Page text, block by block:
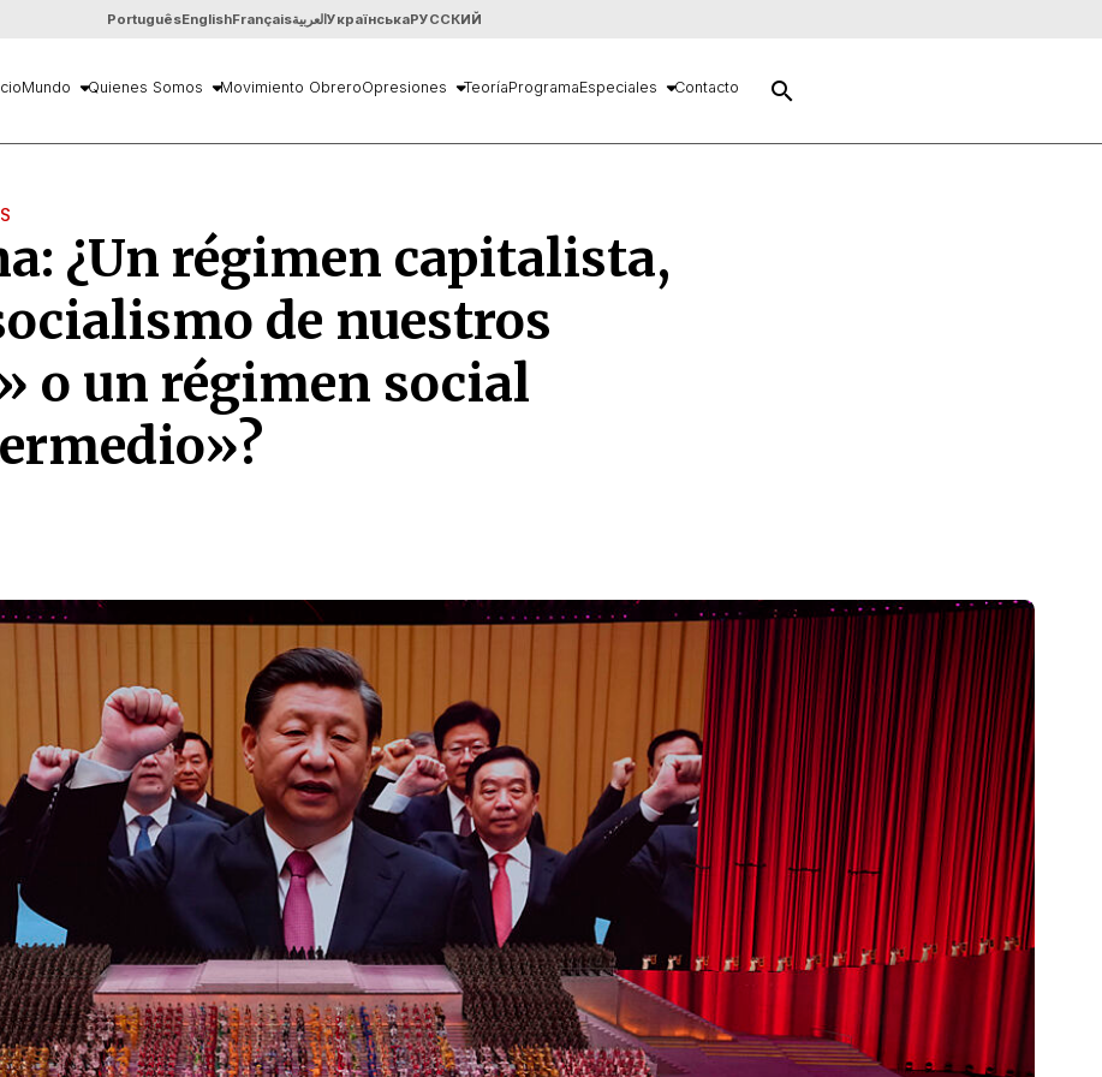
PortuguêsEnglishFrançaisالعربيةУкраїнськаРУССКИЙ
Mundo Quienes Somos Movimiento ObreroOpresiones TeoríaProgramaEspeciales Contacto search
¿Un régimen capitalista,
de nuestros
o un régimen social